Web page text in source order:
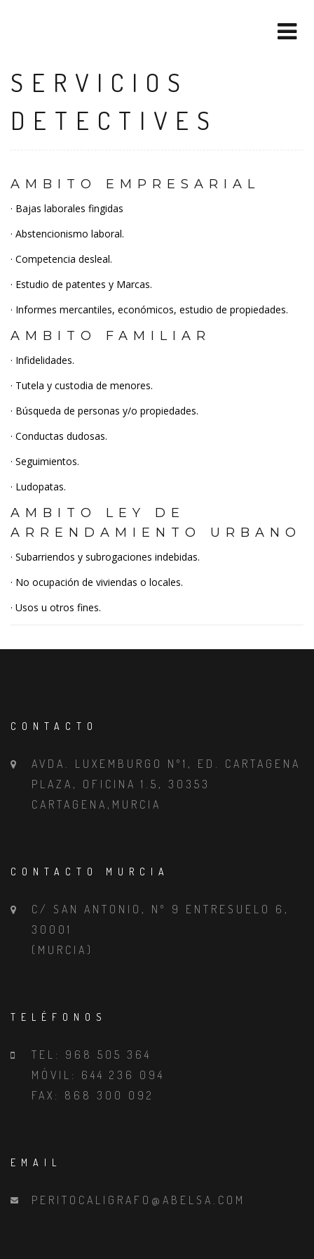
SERVICIOS
DETECTIVES
AMBITO EMPRESARIAL
· Bajas laborales fingidas
· Abstencionismo laboral.
· Competencia desleal.
· Estudio de patentes y Marcas.
· Informes mercantiles, económicos, estudio de propiedades.
AMBITO FAMILIAR
· Infidelidades.
· Tutela y custodia de menores.
· Búsqueda de personas y/o propiedades.
· Conductas dudosas.
· Seguimientos.
· Ludopatas.
AMBITO LEY DE
ARRENDAMIENTO URBANO
· Subarriendos y subrogaciones indebidas.
· No ocupación de viviendas o locales.
· Usos u otros fines.
CONTACTO
AVDA. LUXEMBURGO Nº1, ED. CARTAGENA
PLAZA, OFICINA 1.5, 30353
CARTAGENA,MURCIA
CONTACTO MURCIA
C/ SAN ANTONIO, Nº 9 ENTRESUELO 6,
30001
(MURCIA)
TELÉFONOS
TEL: 968 505 364
MÓVIL: 644 236 094
FAX: 868 300 092
EMAIL
PERITOCALIGRAFO@ABELSA.COM